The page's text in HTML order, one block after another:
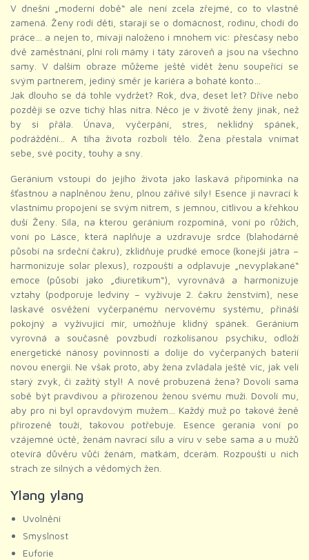
V dnešní „moderní době“ ale není zcela zřejmé, co to vlastně
zamená. Ženy rodí děti, starají se o domácnost, rodinu, chodí do
práce… a nejen to, mívají naloženo i mnohem víc: přesčasy nebo
dvě zaměstnání, plní roli mámy i táty zároveň a jsou na všechno
samy. V dalším obraze můžeme ještě vidět ženu soupeřící se
svým partnerem, jediný směr je kariéra a bohaté konto…
Jak dlouho se dá tohle vydržet? Rok, dva, deset let? Dříve nebo
později se ozve tichý hlas nitra. Něco je v životě ženy jinak, než
by si přála. Únava, vyčerpání, stres, neklidný spánek,
podráždění... A tíha života rozbolí tělo. Žena přestala vnímat
sebe, své pocity, touhy a sny.
Geránium vstoupí do jejího života jako laskavá připomínka na
šťastnou a naplněnou ženu, plnou zářivé síly! Esence ji navrací k
vlastnímu propojení se svým nitrem, s jemnou, citlivou a křehkou
duší Ženy. Síla, na kterou geránium rozpomíná, voní po růžích,
voní po Lásce, která naplňuje a uzdravuje srdce (blahodárně
působí na srdeční čakru), zklidňuje prudké emoce (konejší játra –
harmonizuje solar plexus), rozpouští a odplavuje „nevyplakané“
emoce (působí jako „diuretikum“), vyrovnává a harmonizuje
vztahy (podporuje ledviny – vyživuje 2. čakru ženstvím), nese
laskavé osvěžení vyčerpanému nervovému systému, přináší
pokojný a vyživující mír, umožňuje klidný spánek. Geránium
vyrovná a současně povzbudí rozkolísanou psychiku, odloží
energetické nánosy povinností a dolije do vyčerpaných baterií
novou energii. Ne však proto, aby žena zvládala ještě víc, jak velí
starý zvyk, či zažitý styl! A nově probuzená žena? Dovolí sama
sobě být pravdivou a přirozenou ženou svému muži. Dovolí mu,
aby pro ni byl opravdovým mužem… Každý muž po takové ženě
přirozeně touží, takovou potřebuje. Esence gerania voní po
vzájemné úctě, ženám navrací sílu a víru v sebe sama a u mužů
otevírá důvěru vůči ženám, matkám, dcerám. Rozpouští u nich
strach ze silných a vědomých žen.
Ylang ylang
Uvolnění
Smyslnost
Euforie